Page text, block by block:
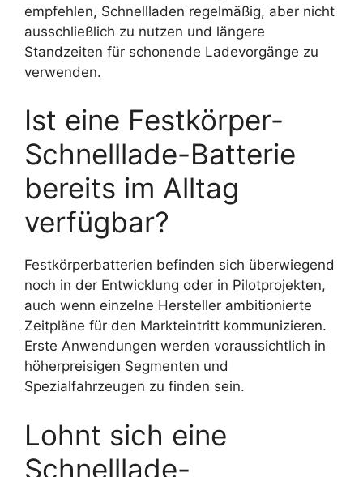
empfehlen, Schnellladen regelmäßig, aber nicht
ausschließlich zu nutzen und längere
Standzeiten für schonende Ladevorgänge zu
verwenden.
Ist eine Festkörper-
Schnelllade-Batterie
bereits im Alltag
verfügbar?
Festkörperbatterien befinden sich überwiegend
noch in der Entwicklung oder in Pilotprojekten,
auch wenn einzelne Hersteller ambitionierte
Zeitpläne für den Markteintritt kommunizieren.
Erste Anwendungen werden voraussichtlich in
höherpreisigen Segmenten und
Spezialfahrzeugen zu finden sein.
Lohnt sich eine
Schnelllade-